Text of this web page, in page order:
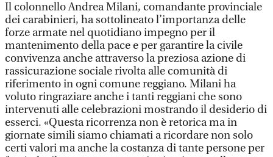
Il colonnello Andrea Milani, comandante provinciale
dei carabinieri, ha sottolineato l’importanza delle
forze armate nel quotidiano impegno per il
mantenimento della pace e per garantire la civile
convivenza anche attraverso la preziosa azione di
rassicurazione sociale rivolta alle comunità di
riferimento in ogni comune reggiano. Milani ha
voluto ringraziare anche i tanti reggiani che sono
intervenuti alle celebrazioni mostrando il desiderio di
esserci. «Questa ricorrenza non è retorica ma in
giornate simili siamo chiamati a ricordare non solo
certi valori ma anche la costanza di tante persone per